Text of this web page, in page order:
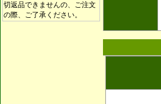
切返品できませんの、ご注文
の際、ご了承ください。